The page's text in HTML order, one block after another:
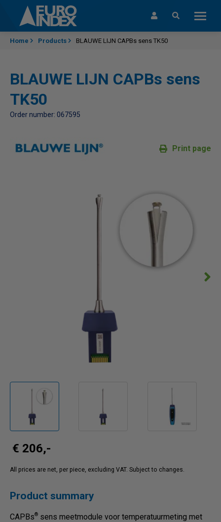
Skip to content
Home Products BLAUWE LIJN CAPBs sens TK50
BLAUWE LIJN CAPBs sens
TK50
Order number: 067595
Print page
€ 206,-
All prices are net, per piece, excluding VAT. Subject to changes.
Product summary
CAPBs® sens meetmodule voor temperatuurmeting met